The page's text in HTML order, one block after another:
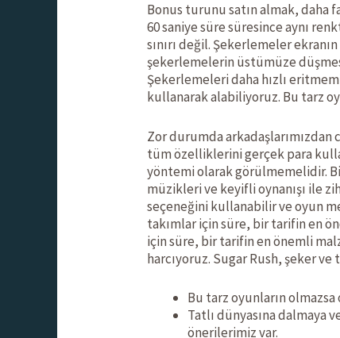
Bonus turunu satın almak, daha
60 saniye süre süresince aynı
sınırı değil. Şekerlemeler
şekerlemelerin üstümüze
Şekerlemeleri daha hızlı
kullanarak alabiliyoruz. Bu tarz
Zor durumda arkadaşlarımızdan
tüm özelliklerini gerçek para
yöntemi olarak görülmemelidir.
müzikleri ve keyifli oynanışı ile
seçeneğini kullanabilir ve oyun
takımlar için süre, bir tarifin en
için süre, bir tarifin en önemli
harcıyoruz. Sugar Rush, şeker
Bu tarz oyunların olmazsa
Tatlı dünyasına dalmaya
önerilerimiz var.